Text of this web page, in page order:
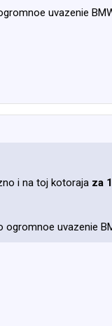
uvazenie
i na toj kotoraja za
uvazenie